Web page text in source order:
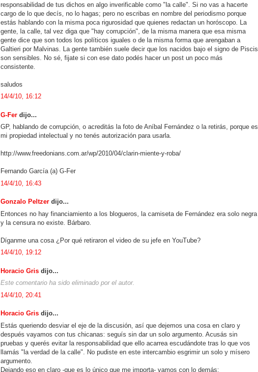
responsabilidad de tus dichos en algo inverificable como "la calle". Si no vas a hacerte
cargo de lo que decís, no lo hagas; pero no escribas en nombre del periodismo porque
estás hablando con la misma poca rigurosidad que quienes redactan un horóscopo. La
gente, la calle, tal vez diga que "hay corrupción", de la misma manera que esa misma
gente dice que son todos los políticos iguales o de la misma forma que arengaban a
Galtieri por Malvinas. La gente también suele decir que los nacidos bajo el signo de Piscis
son sensibles. No sé, fijate si con ese dato podés hacer un post un poco más
consistente.
saludos
14/4/10, 16:12
G-Fer dijo...
GP, hablando de corrupción, o acreditás la foto de Aníbal Fernández o la retirás, porque es
mi propiedad intelectual y no tenés autorización para usarla.
http://www.freedonians.com.ar/wp/2010/04/clarin-miente-y-roba/
Fernando García (a) G-Fer
14/4/10, 16:43
Gonzalo Peltzer dijo...
Entonces no hay financiamiento a los blogueros, la camiseta de Fernández era solo negra
y la censura no existe. Bárbaro.
Díganme una cosa ¿Por qué retiraron el video de su jefe en YouTube?
14/4/10, 19:12
Horacio Gris dijo...
Este comentario ha sido eliminado por el autor.
14/4/10, 20:41
Horacio Gris dijo...
Estás queriendo desviar el eje de la discusión, así que dejemos una cosa en claro y
después vayamos con tus chicanas: seguís sin dar un solo argumento. Acusás sin
pruebas y querés evitar la responsabilidad que ello acarrea escudándote tras lo que vos
llamás "la verdad de la calle". No pudiste en este intercambio esgrimir un solo y mísero
argumento.
Dejando eso en claro -que es lo único que me importa- vamos con lo demás: